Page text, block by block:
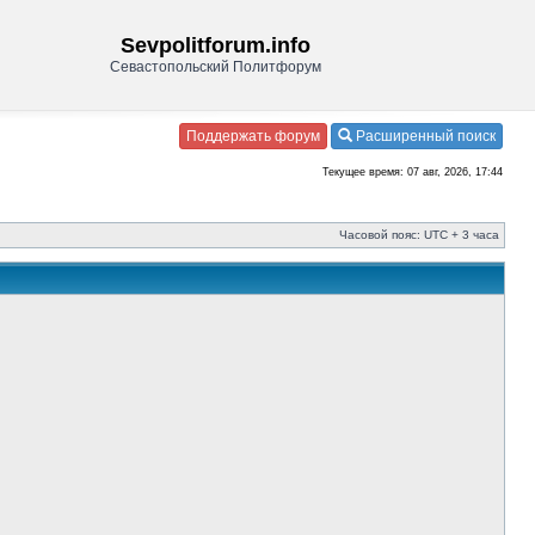
Sevpolitforum.info
Севастопольский Политфорум
Поддержать форум Расширенный поиск
Текущее время: 07 авг, 2026, 17:44
Часовой пояс: UTC + 3 часа